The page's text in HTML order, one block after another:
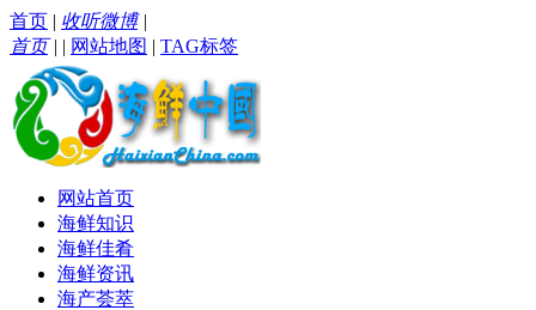
首页 | 收听微博|
首页| | 网站地图 | TAG标签
网站首页
海鲜知识
海鲜佳肴
海鲜资讯
海产荟萃